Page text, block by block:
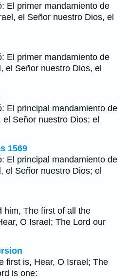
El primer mandamiento de
el Señor nuestro Dios, el
El primer mandamiento de
el Señor nuestro Dios, el
El principal mandamiento de
el Señor nuestro Dios; el
1569
El principal mandamiento de
el Señor nuestro Dios; el
him, The first of all the
O Israel; The Lord our
first is, Hear, O Israel; The
is one: